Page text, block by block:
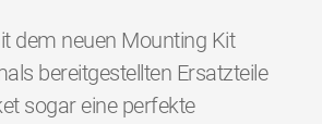
dem neuen Mounting Kit
bereitgestellten Ersatzteile
sogar eine perfekte